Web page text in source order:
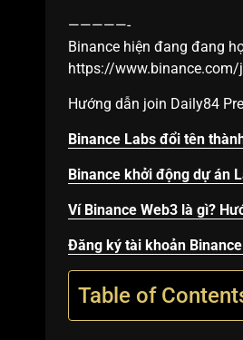
—————-
Binance hiện đang đang
https://www.binance.com/
Hướng dẫn join Daily84
Binance Labs đổi tên
Binance khởi động dự án
Ví Binance Web3 là gì?
Đăng ký tài khoản
Table of